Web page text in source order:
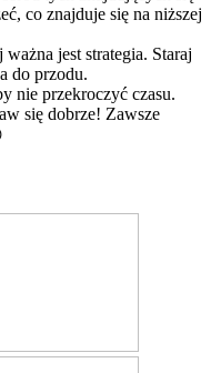
co znajduje się na niższej
jest strategia. Staraj
do przodu.
nie przekroczyć czasu.
się dobrze! Zawsze